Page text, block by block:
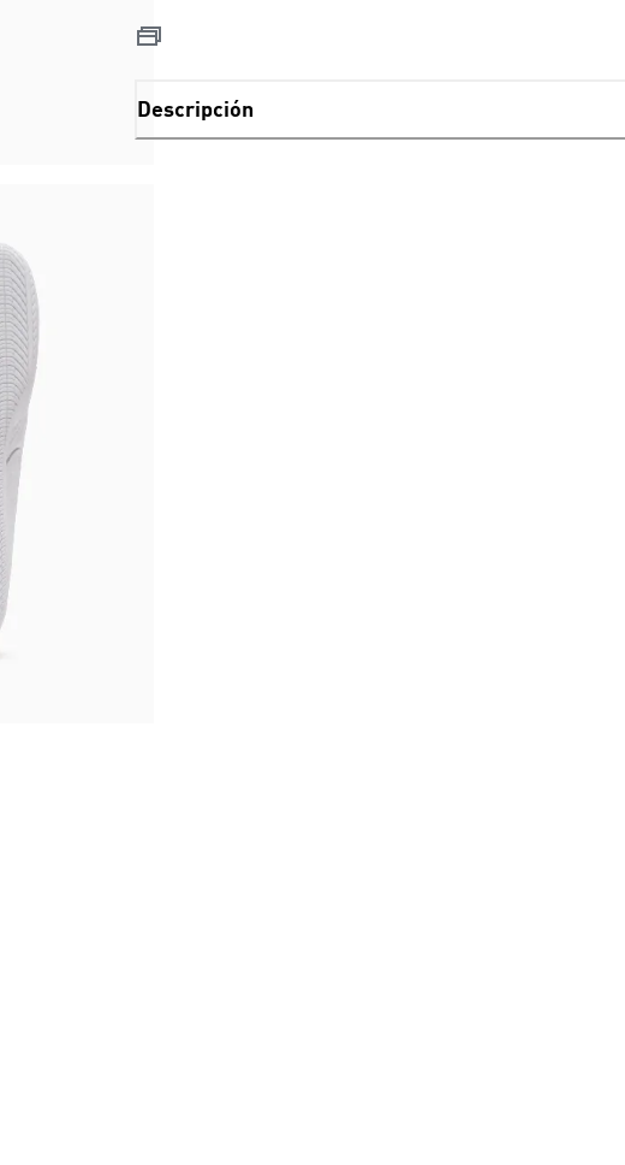
Descripción